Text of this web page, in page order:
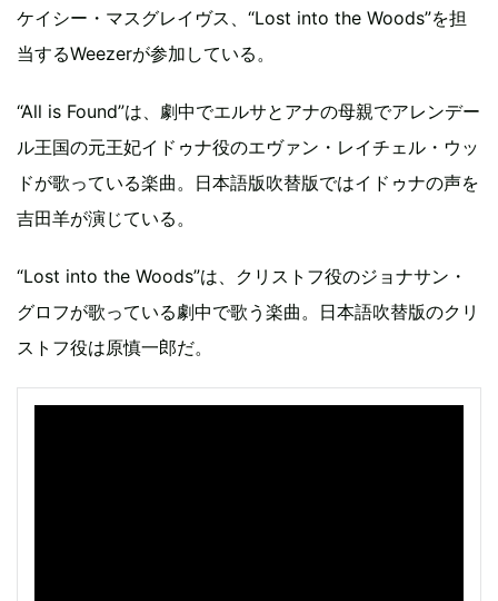
ケイシー・マスグレイヴス、“Lost into the Woods”を担
当するWeezerが参加している。
“All is Found”は、劇中でエルサとアナの母親でアレンデー
ル王国の元王妃イドゥナ役のエヴァン・レイチェル・ウッ
ドが歌っている楽曲。日本語版吹替版ではイドゥナの声を
吉田羊が演じている。
“Lost into the Woods”は、クリストフ役のジョナサン・
グロフが歌っている劇中で歌う楽曲。日本語吹替版のクリ
ストフ役は原慎一郎だ。